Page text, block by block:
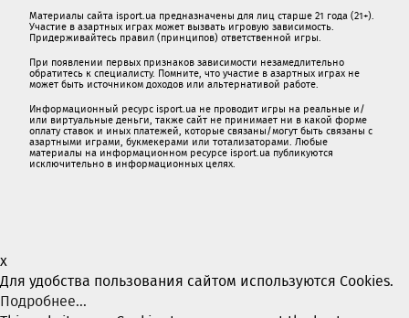
Материалы сайта isport.ua предназначены для лиц старше 21 года (21+).
Участие в азартных играх может вызвать игровую зависимость.
Придерживайтесь правил (принципов) ответственной игры.
При появлении первых признаков зависимости незамедлительно
обратитесь к специалисту. Помните, что участие в азартных играх не
может быть источником доходов или альтернативой работе.
Информационный ресурс isport.ua не проводит игры на реальные и/
или виртуальные деньги, также сайт не принимает ни в какой форме
oплaту ставок и иных платежей, которые связаны/могут быть связаны c
азартными игрaми, букмекерами или тотализаторами. Любые
материалы на информационном ресурсе isport.ua публикуютcя
исключительно в информационных целях.
x
Для удобства пользования сайтом используются Cookies.
Подробнее...